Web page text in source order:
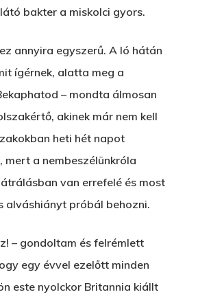
bakter a miskolci gyors.
annyira egyszerű. A ló hátán
ígérnek, alatta meg a
– mondta álmosan
akinek már nem kell
heti hét napot
mert a nembeszélünkróla
van errefelé és most
alváshiányt próbál behozni.
– gondoltam és felrémlett
egy évvel ezelőtt minden
este nyolckor Britannia kiállt